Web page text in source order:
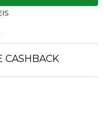
CASHBACK